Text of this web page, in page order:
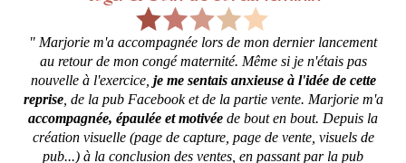
" Marjorie m'a accompagnée lors de mon dernier lancement
au retour de mon congé maternité. Même si je n'étais pas
nouvelle à l'exercice, je me sentais anxieuse à l'idée de cette
reprise, de la pub Facebook et de la partie vente. Marjorie m'a
accompagnée, épaulée et motivée de bout en bout. Depuis la
création visuelle (page de capture, page de vente, visuels de
pub...) à la conclusion des ventes, en passant par la pub